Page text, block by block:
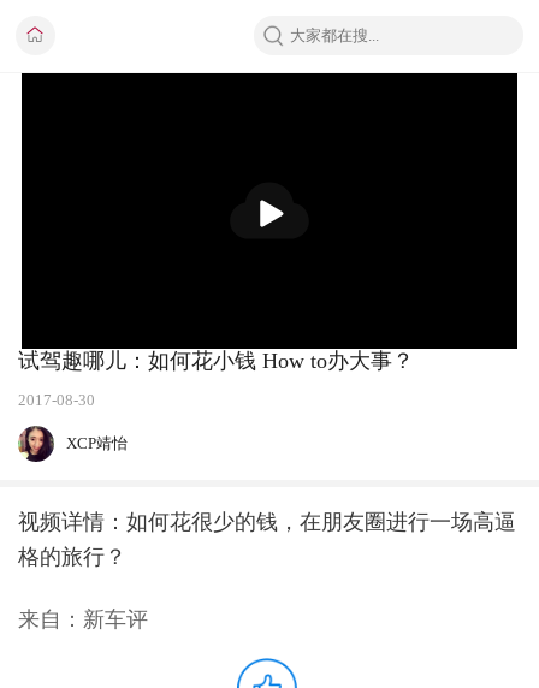
放
试驾趣哪儿：如何花小钱 How to办大事？
2017-08-30
XCP靖怡
视频详情：如何花很少的钱，在朋友圈进行一场高逼
格的旅行？
来自：新车评